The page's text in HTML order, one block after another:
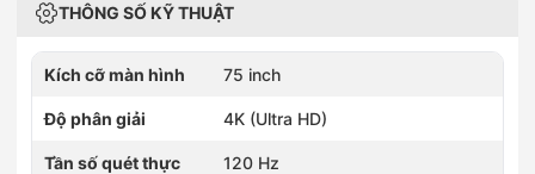
THÔNG SỐ KỸ THUẬT
Kích cỡ màn hình 75 inch
Độ phân giải 4K (Ultra HD)
Tần số quét thực 120 Hz